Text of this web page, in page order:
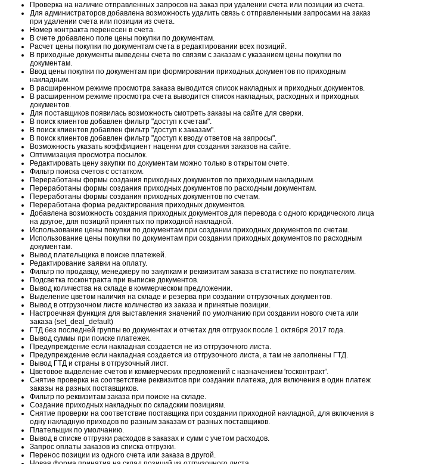
Проверка на наличие отправленных запросов на заказ при удалении счета или позиции из счета.
Для администраторов добавлена возможность удалить связь с отправленными запросами на заказ
при удалении счета или позиции из счета.
Номер контракта перенесен в счета.
В счете добавлено поле цены покупки по документам.
Расчет цены покупки по документам счета в редактировании всех позиций.
В приходные документы выведены счета по связям с заказам с указанием цены покупки по
документам.
Ввод цены покупки по документам при формировании приходных документов по приходным
накладным.
В расширенном режиме просмотра заказа выводится список накладных и приходных документов.
В расширенном режиме просмотра счета выводится список накладных, расходных и приходных
документов.
Для поставщиков появилась возможность смотреть заказы на сайте для сверки.
В поиск клиентов добавлен фильтр "доступ к счетам".
В поиск клиентов добавлен фильтр "доступ к заказам".
В поиск клиентов добавлен фильтр "доступ к вводу ответов на запросы".
Возможность указать коэффициент наценки для создания заказов на сайте.
Оптимизация просмотра посылок.
Редактировать цену закупки по документам можно только в открытом счете.
Фильтр поиска счетов с остатком.
Переработаны формы создания приходных документов по приходным накладным.
Переработаны формы создания приходных документов по расходным документам.
Переработаны формы создания приходных документов по счетам.
Переработана форма редактирования приходных документов.
Добавлена возможность создания приходных документов для перевода с одного юридического лица
на другое, для позиций принятых по приходной накладной.
Использование цены покупки по документам при создании приходных документов по счетам.
Использование цены покупки по документам при создании приходных документов по расходным
документам.
Вывод плательщика в поиске платежей.
Редактирование заявки на оплату.
Фильтр по продавцу, менеджеру по закупкам и реквизитам заказа в статистике по покупателям.
Подсветка госконтракта при выписке документов.
Вывод количества на складе в коммерческом предложении.
Выделение цветом наличия на складе и резерва при создании отгрузочных документов.
Вывод в отгрузочном листе количество из заказа и принятые позиции.
Настроечная функция для выставления значений по умолчанию при создании нового счета или
заказа (set_deal_default)
ГТД без последней группы во документах и отчетах для отгрузок после 1 октября 2017 года.
Вывод суммы при поиске платежек.
Предупреждение если накладная создается не из отгрузочного листа.
Предупреждение если накладная создается из отгрузочного листа, а там не заполнены ГТД.
Вывод ГТД и страны в отгрузочный лист.
Цветовое выделение счетов и коммерческих предложений с назначением 'госконтракт'.
Снятие проверка на соответствие реквизитов при создании платежа, для включения в один платеж
заказы на разных поставщиков.
Фильтр по реквизитам заказа при поиске на складе.
Создание приходных накладных по складским позициям.
Снятие проверки на соответствие поставщика при создании приходной накладной, для включения в
одну накладную приходов по разным заказам от разных поставщиков.
Плательщик по умолчанию.
Вывод в списке отгрузки расходов в заказах и сумм с учетом расходов.
Запрос оплаты заказов из списка отгрузки.
Перенос позиции из одного счета или заказа в другой.